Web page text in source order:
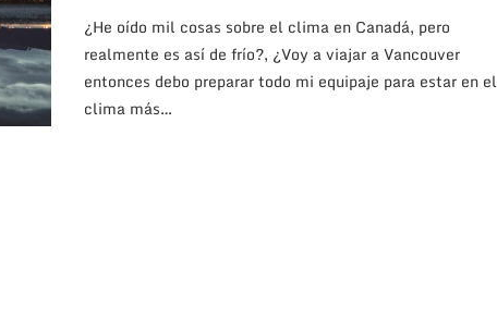
¿He oído mil cosas sobre el clima en Canadá, pero
realmente es así de frío?, ¿Voy a viajar a Vancouver
entonces debo preparar todo mi equipaje para estar en el
clima más…